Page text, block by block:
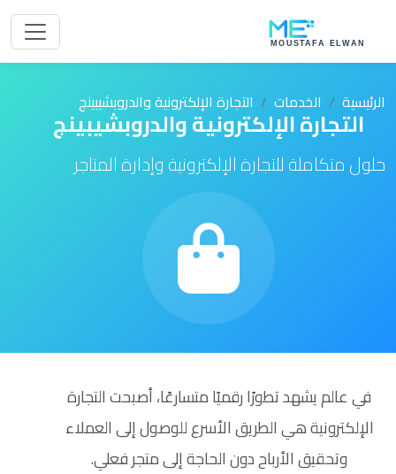
الرئيسية الخدمات التجارة الإلكترونية والدروبشيبينج
التجارة الإلكترونية والدروبشيبينج
حلول متكاملة للتجارة الإلكترونية وإدارة المتاجر
في عالم يشهد تطورًا رقميًا متسارعًا، أصبحت التجارة
الإلكترونية هي الطريق الأسرع للوصول إلى العملاء
وتحقيق الأرباح دون الحاجة إلى متجر فعلي.